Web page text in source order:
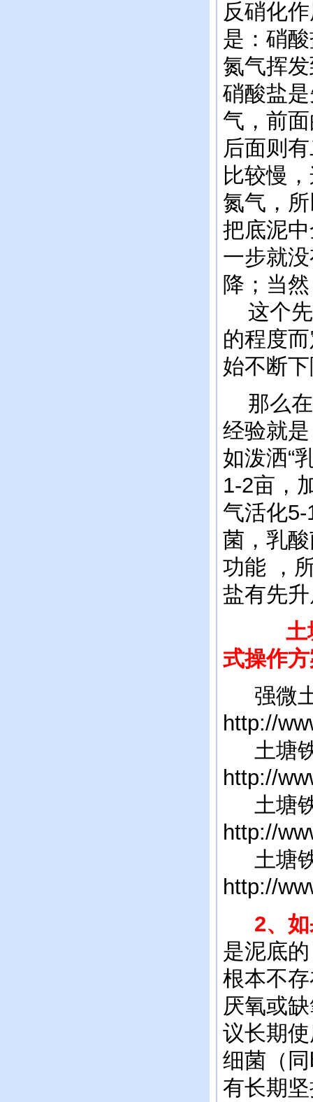
反硝化
是：硝
氮气挥
硝酸盐
气，前
后面则
比较慢
氮气，
把底泥
一步就
降；当
这个先
的程度
始不断
那么在
经验就
如泼洒“
1-2亩，
气活化
菌，乳
功能 ，
盐有先
土
式操作
强微土
http://
土塘铁
http://
土塘铁
http://
土塘铁
http://
2、如
是泥底
根本不
厌氧或
议长期
细菌（
有长期